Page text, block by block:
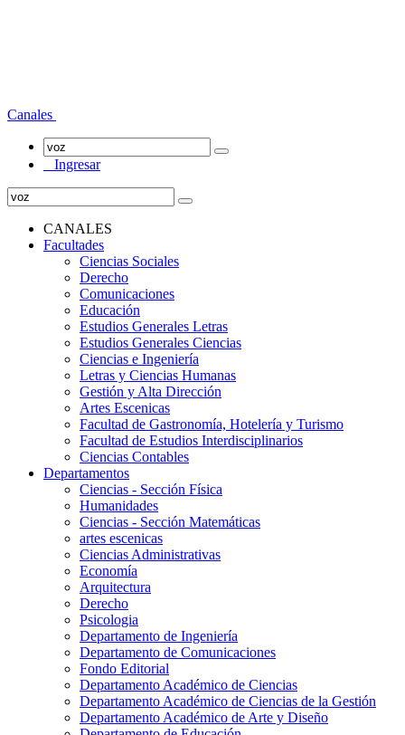
Canales
Ingresar
CANALES
Facultades
Ciencias Sociales
Derecho
Comunicaciones
Educación
Estudios Generales Letras
Estudios Generales Ciencias
Ciencias e Ingeniería
Letras y Ciencias Humanas
Gestión y Alta Dirección
Artes Escenicas
Facultad de Gastronomía, Hotelería y Turismo
Facultad de Estudios Interdisciplinarios
Ciencias Contables
Departamentos
Ciencias - Sección Física
Humanidades
Ciencias - Sección Matemáticas
artes escenicas
Ciencias Administrativas
Economía
Arquitectura
Derecho
Psicologia
Departamento de Ingeniería
Departamento de Comunicaciones
Fondo Editorial
Departamento Académico de Ciencias
Departamento Académico de Ciencias de la Gestión
Departamento Académico de Arte y Diseño